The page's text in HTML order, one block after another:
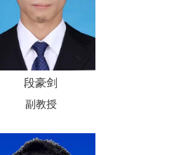
段豪剑
副教授